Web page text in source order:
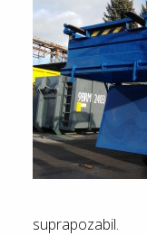
suprapozabil.